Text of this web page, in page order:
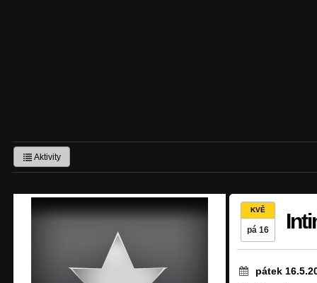
Aktivity
KVĚ
pá 16
pátek